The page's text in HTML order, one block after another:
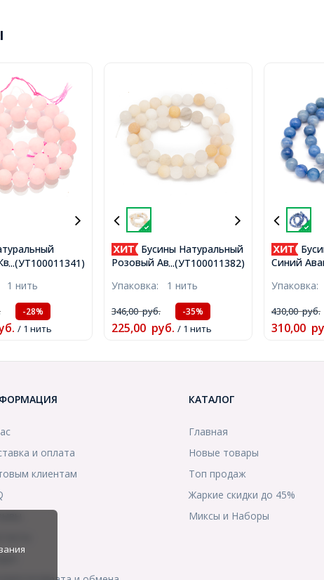
...(УТ100011341)
на нитях,
Отверстие
33шт/37см/
1 нить
-28%
/ 1 нить
...(УТ100011382)
Бусины Натуральный
Розовый Авантюрин
8~8.5мм, Отверстие 1мм,
около 47шт/40см/нить,
(УТ100011382)
Упаковка: 1 нить
346,00руб. -35%
225,00 руб. / 1 нить
Синий
около
Упаковка:
430,00руб.
310,00
и оплата
клиентам
КАТАЛОГ
Главная
Новые товары
Топ продаж
Жаркие скидки до 45%
Миксы и Наборы